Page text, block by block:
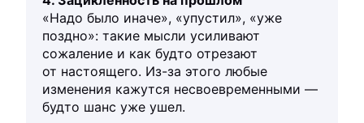
«Надо было иначе», «упустил», «уже
поздно»: такие мысли усиливают
сожаление и как будто отрезают
от настоящего. Из-за этого любые
изменения кажутся несвоевременными —
будто шанс уже ушел.